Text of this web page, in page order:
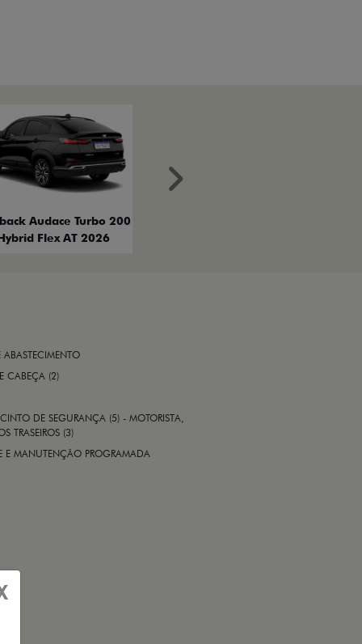
Audace Turbo 200
Flex AT 2026
Próximo
ABASTECIMENTO
CABEÇA (2)
DE SEGURANÇA (5) - MOTORISTA,
TRASEIROS (3)
E MANUTENÇÃO PROGRAMADA